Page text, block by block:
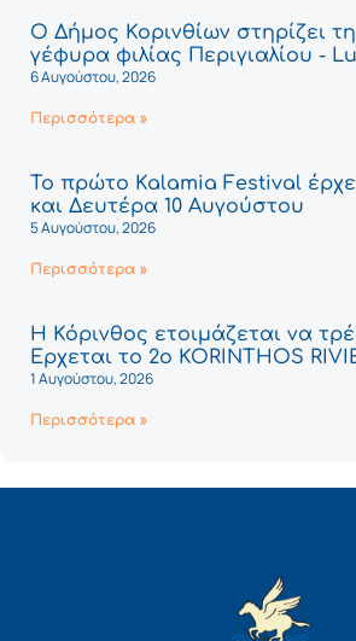
Ο Δήμος Κορινθίων στηρίζει
γέφυρα φιλίας Περιγιαλίου -
6 Αυγούστου, 2026
Περισσότερα »
Το πρώτο Kalamia Festival
και Δευτέρα 10 Αυγούστου
5 Αυγούστου, 2026
Περισσότερα »
Η Κόρινθος ετοιμάζεται να
Έρχεται το 2ο KORINTHOS
1 Αυγούστου, 2026
Περισσότερα »